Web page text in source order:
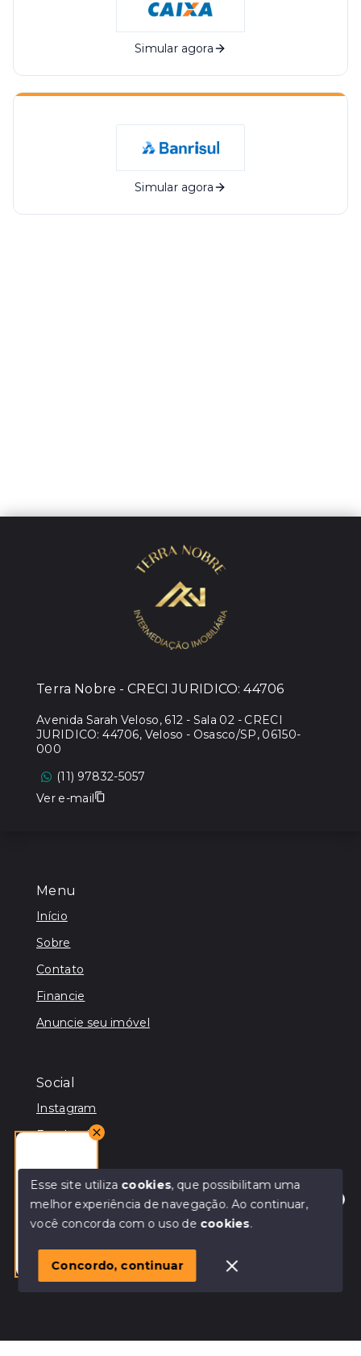
Simular agora
Simular agora
Conheça nosso trabalho
Menu
Início
Sobre
Contato
Financie
Anuncie seu imóvel
Social
Instagram
Facebook
© Copyright 2026 - Terra Nobre - CRECI JURIDICO:
SITE PARA IMOBILIARIA
Terra Nobre - CRECI JURIDICO: 44706
Avenida Sarah Veloso, 612 - Sala 02 - CRECI
JURIDICO: 44706, Veloso - Osasco/SP, 06150-
000
(11) 97832-5057
Ver e-mail
Olá! Estamos disponíveis para te ajudar
Esse site utiliza cookies, que possibilitam uma
melhor experiência de navegação.Ao continuar,
você concorda com o uso de cookies.
Concordo, continuar